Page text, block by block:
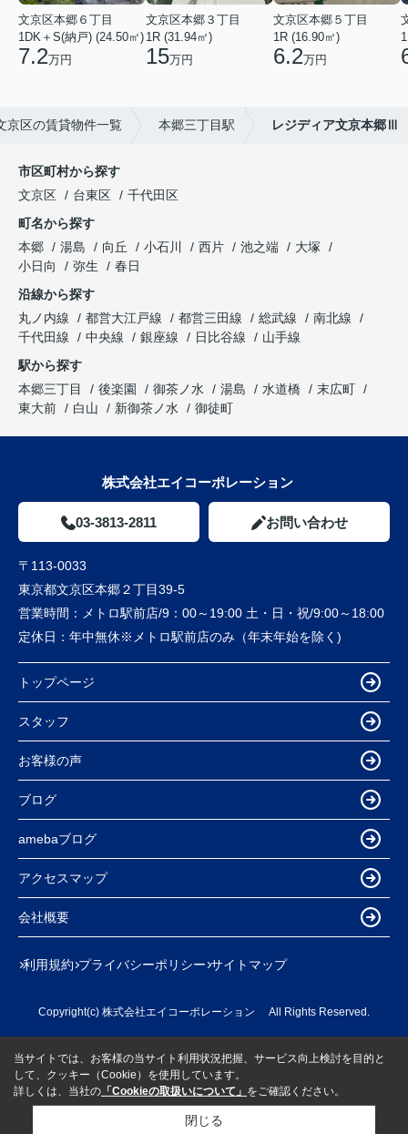
文京区本郷６丁目
1DK＋S(納戸) (24.50㎡)
7.2万円
文京区本郷３丁目
1R (31.94㎡)
15万円
文京区本郷５丁目
1R (16.90㎡)
6.2万円
京区の賃貸物件一覧 本郷三丁目駅 レジディア文京本郷Ⅲ
市区町村から探す
文京区
台東区
千代田区
町名から探す
本郷
湯島 向丘 小石川 西片 池之端
大塚
小日向
弥生
春日
沿線から探す
丸ノ内線
都営大江戸線 都営三田線 総武線
南北線
千代田線
中央線 銀座線 日比谷線
山手線
駅から探す
本郷三丁目
後楽園 御茶ノ水 湯島 水道橋
末広町
東大前
白山 新御茶ノ水 御徒町
株式会社エイコーポレーション
03-3813-2811 お問い合わせ
〒113-0033
東京都文京区本郷２丁目39-5
営業時間：
メトロ駅前店/9：00～19:00 土・日・祝/9:00～18:00
定休日： 年中無休※メトロ駅前店のみ（年末年始を除く)
トップページ
スタッフ
お客様の声
ブログ
amebaブログ
アクセスマップ
会社概要
利用規約 プライバシーポリシー サイトマップ
Copyright(c) 株式会社エイコーポレーション All Rights Reserved.
当サイトでは、お客様の当サイト利用状況把握、サービス向上検討を目的と
して、クッキー（Cookie）を使用しています。
詳しくは、当社の 「Cookieの取扱いについて」 をご確認ください。
閉じる